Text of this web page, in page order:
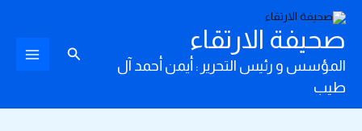
المحتوىصحيفة الارتقاء
المؤسس و رئيس التحرير : أيمن أحمد آل
طيب
البحث